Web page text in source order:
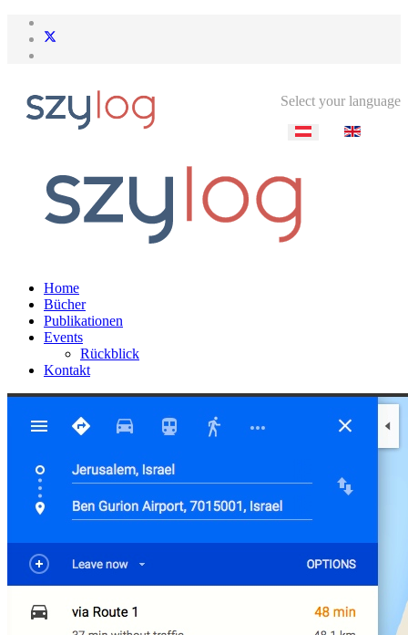
Select your language
Home
Bücher
Publikationen
Events
Rückblick
Kontakt